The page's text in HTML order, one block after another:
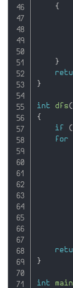
{
}
}
int dfs(
{
if
(
for
}
int main